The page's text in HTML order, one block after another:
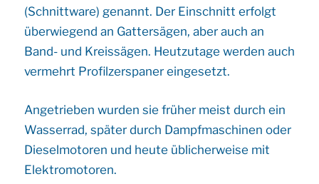
(Schnittware) genannt. Der Einschnitt erfolgt
überwiegend an Gattersägen, aber auch an
Band- und Kreissägen. Heutzutage werden auch
vermehrt Profilzerspaner eingesetzt.
Angetrieben wurden sie früher meist durch ein
Wasserrad, später durch Dampfmaschinen oder
Dieselmotoren und heute üblicherweise mit
Elektromotoren.